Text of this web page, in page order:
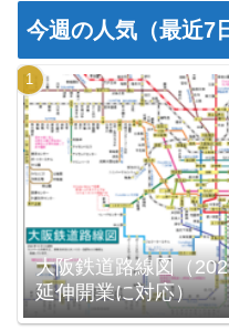
今週の人気（最近7
大阪鉄道路線図（
延伸開業に対応）